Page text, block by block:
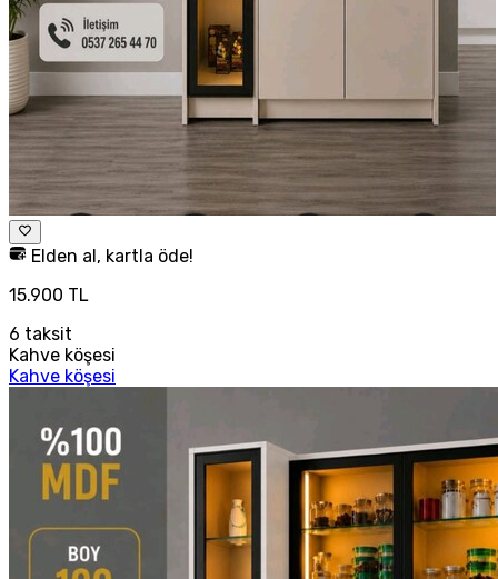
Elden al, kartla öde!
15.900 TL
6 taksit
Kahve köşesi
Kahve köşesi